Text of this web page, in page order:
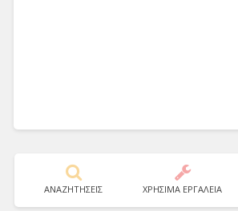
ΑΝΑΖΗΤΗΣΕΙΣ ΧΡΗΣΙΜΑ ΕΡΓΑΛΕΙΑ